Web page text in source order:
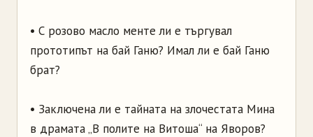
• С розово масло менте ли е търгувал
прототипът на бай Ганю? Имал ли е бай Ганю
брат?
• Заключена ли е тайната на злочестата Мина
в драмата „В полите на Витоша“ на Яворов?